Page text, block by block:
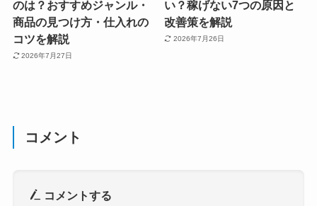
のは？おすすめジャンル・
商品の見つけ方・仕入れの
コツを解説
2026年7月27日
い？稼げない7つの原因と
改善策を解説
2026年7月26日
コメント
コメントする